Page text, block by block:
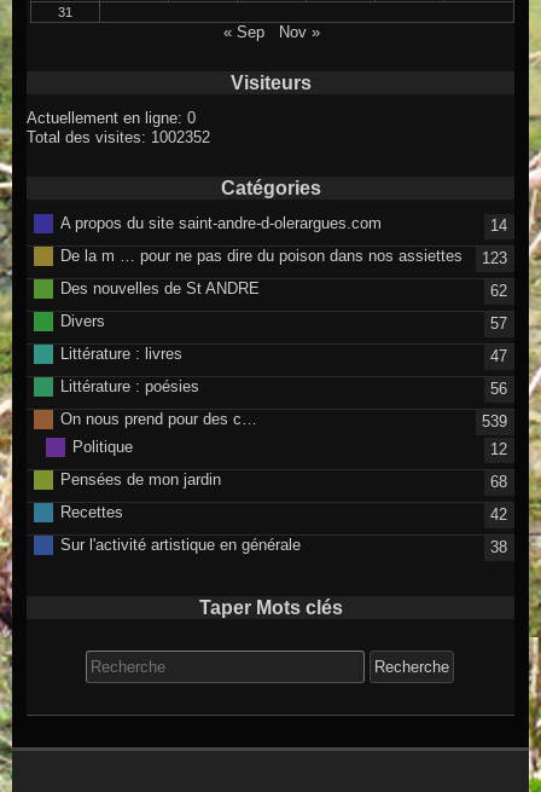
31
« Sep Nov »
Visiteurs
Actuellement en ligne: 0
Total des visites: 1002352
Catégories
A propos du site saint-andre-d-olerargues.com
14
De la m … pour ne pas dire du poison dans nos assiettes
123
Des nouvelles de St ANDRE
62
Divers
57
Littérature : livres
47
Littérature : poésies
56
On nous prend pour des c…
539
Politique
12
Pensées de mon jardin
68
Recettes
42
Sur l'activité artistique en générale
38
Taper Mots clés
Search for: